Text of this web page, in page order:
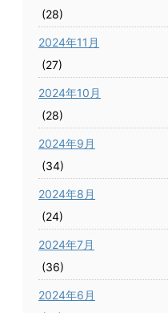
(28)
2024年11月
(27)
2024年10月
(28)
2024年9月
(34)
2024年8月
(24)
2024年7月
(36)
2024年6月